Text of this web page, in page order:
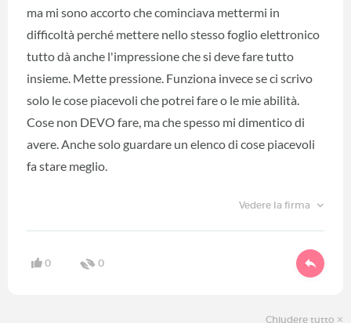
ma mi sono accorto che cominciava mettermi in
difficoltà perché mettere nello stesso foglio elettronico
tutto dà anche l'impressione che si deve fare tutto
insieme. Mette pressione. Funziona invece se ci scrivo
solo le cose piacevoli che potrei fare o le mie abilità.
Cose non DEVO fare, ma che spesso mi dimentico di
avere. Anche solo guardare un elenco di cose piacevoli
fa stare meglio.
Vedere la firma
0 0
Chiudere tutto